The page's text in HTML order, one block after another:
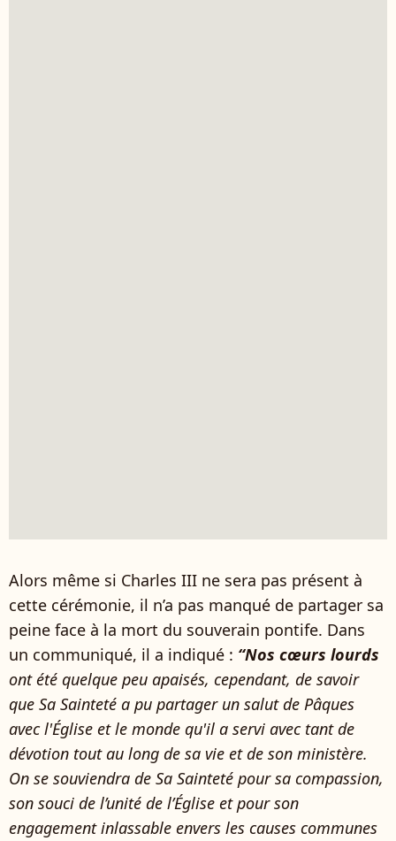
Alors même si Charles III ne sera pas présent à
cette cérémonie, il n’a pas manqué de partager sa
peine face à la mort du souverain pontife. Dans
un communiqué, il a indiqué : “Nos cœurs lourds
ont été quelque peu apaisés, cependant, de savoir
que Sa Sainteté a pu partager un salut de Pâques
avec l'Église et le monde qu'il a servi avec tant de
dévotion tout au long de sa vie et de son ministère.
On se souviendra de Sa Sainteté pour sa compassion,
son souci de l’unité de l’Église et pour son
engagement inlassable envers les causes communes